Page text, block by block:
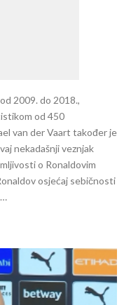
2009. do 2018.,
od 450
van der Vaart također je
nekadašnji veznjak
o Ronaldovim
osjećaj sebičnosti